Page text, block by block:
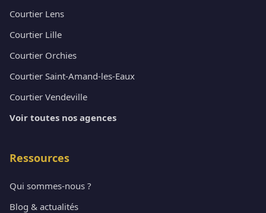
Courtier Lens
Courtier Lille
Courtier Orchies
Courtier Saint-Amand-les-Eaux
Courtier Vendeville
Voir toutes nos agences
Ressources
Qui sommes-nous ?
Blog & actualités